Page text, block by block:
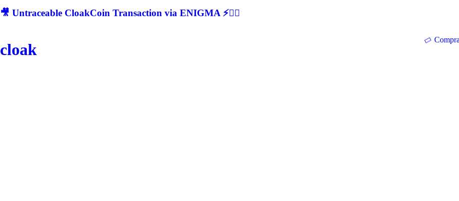
🎥 Untraceable CloakCoin Transaction via ENIGMA ⚡🕵‍♂
cloak